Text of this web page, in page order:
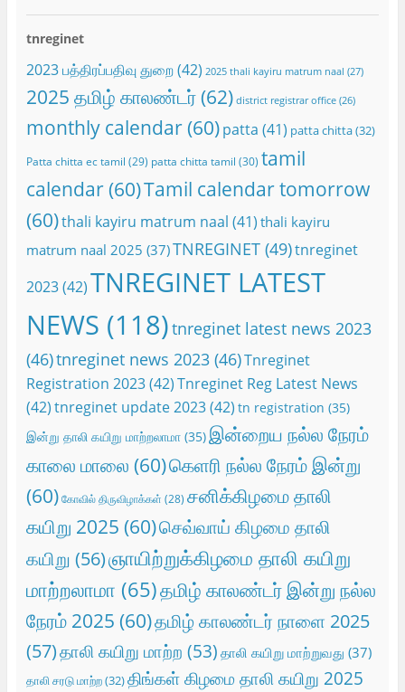
tnreginet
2023 பத்திரப்பதிவு துறை(42) 2025 thali kayiru matrum naal (27)
2025 தமிழ் காலண்டர்(62) district registrar office(26)
monthly calendar(60) patta (41) patta chitta(32)
Patta chitta ec tamil (29) patta chitta tamil (30) tamil
calendar(60)Tamil calendar tomorrow
(60)thali kayiru matrum naal (41) thali kayiru
matrum naal 2025 (37)TNREGINET(49)tnreginet
2023(42)TNREGINET LATEST
NEWS (118)tnreginet latest news 2023
(46)tnreginet news 2023(46)Tnreginet
Registration 2023(42)Tnreginet Reg Latest News
(42)tnreginet update 2023(42) tn registration (35)
இன்று தாலி கயிறு மாற்றலாமா(35)இன்றைய நல்ல நேரம்
காலை மாலை (60)கெளரி நல்ல நேரம் இன்று
(60) கோவில் திருவிழாக்கள் (28) சனிக்கிழமை தாலி
கயிறு 2025 (60)செவ்வாய் கிழமை தாலி
கயிறு (56)ஞாயிற்றுக்கிழமை தாலி கயிறு
மாற்றலாமா (65)தமிழ் காலண்டர் இன்று நல்ல
நேரம் 2025 (60)தமிழ் காலண்டர் நாளை 2025
(57)தாலி கயிறு மாற்ற (53) தாலி கயிறு மாற்றுவது (37)
தாலி சரடு மாற்ற(32)திங்கள் கிழமை தாலி கயிறு 2025